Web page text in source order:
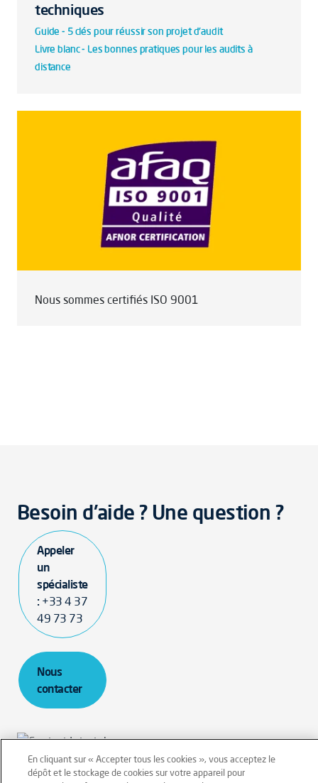
techniques
Guide - 5 clés pour réussir son projet d'audit
Livre blanc - Les bonnes pratiques pour les audits à
distance
Nous sommes certifiés ISO 9001
Besoin d'aide ? Une question ?
Appeler
un
spécialiste
: +33 4 37
49 73 73
Nous
contacter
En cliquant sur « Accepter tous les cookies », vous acceptez le
dépôt et le stockage de cookies sur votre appareil pour